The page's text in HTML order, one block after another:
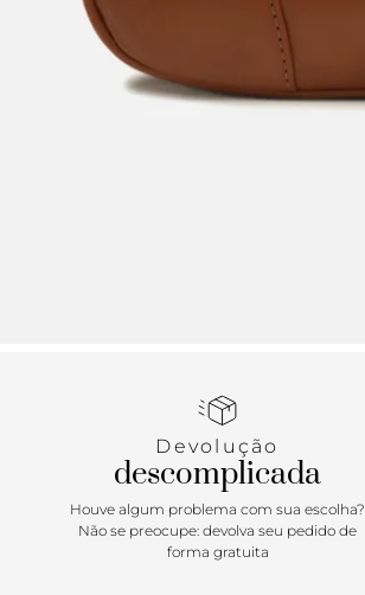
Devolução
descomplicada
Houve algum problema com sua escolha?
Não se preocupe: devolva seu pedido de
forma gratuita